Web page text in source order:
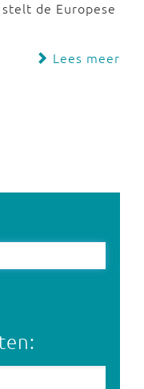
de Europese
Lees meer